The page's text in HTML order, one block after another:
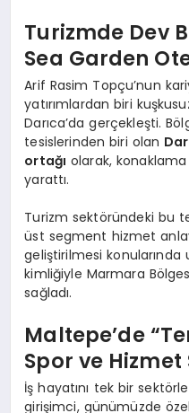
Turizmde Dev
Sea Garden
Arif Rasim Topçu’nun
yatırımlardan biri
Darıca’da gerçekleşti.
tesislerinden biri olan
ortağı olarak,
yarattı.
Turizm sektöründeki bu
üst segment hizmet
geliştirilmesi
kimliğiyle Marmara
sağladı.
Maltepe’de
Spor ve Hizmet
İş hayatını tek bir
girişimci, günümüzde